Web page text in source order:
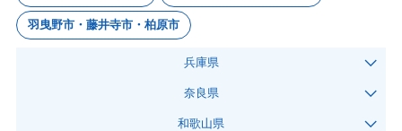
羽曳野市・藤井寺市・柏原市
兵庫県
奈良県
和歌山県